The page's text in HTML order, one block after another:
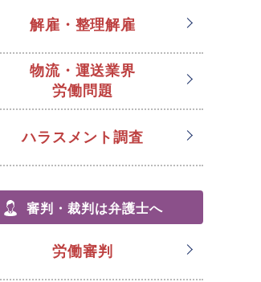
解雇・整理解雇
物流・運送業界
労働問題
ハラスメント調査
審判・裁判は弁護士へ
労働審判